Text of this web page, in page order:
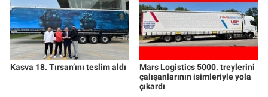
Kasva 18. Tırsan’ını teslim aldı
Mars Logistics 5000. treylerini
çalışanlarının isimleriyle yola
çıkardı